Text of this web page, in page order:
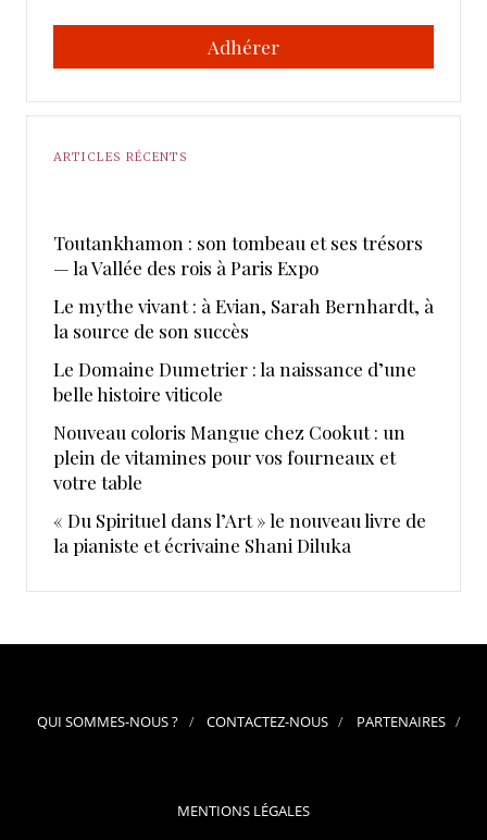
Adhérer
ARTICLES RÉCENTS
Toutankhamon : son tombeau et ses trésors
— la Vallée des rois à Paris Expo
Le mythe vivant : à Evian, Sarah Bernhardt, à
la source de son succès
Le Domaine Dumetrier : la naissance d’une
belle histoire viticole
Nouveau coloris Mangue chez Cookut : un
plein de vitamines pour vos fourneaux et
votre table
« Du Spirituel dans l’Art » le nouveau livre de
la pianiste et écrivaine Shani Diluka
QUI SOMMES-NOUS ? CONTACTEZ-NOUS PARTENAIRES
MENTIONS LÉGALES